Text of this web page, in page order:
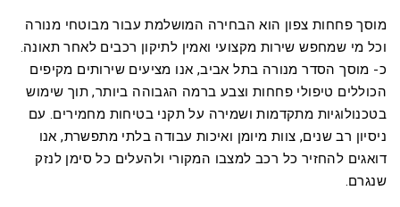
מוסך פחחות צפון הוא הבחירה המושלמת עבור מבוטחי מנורה
וכל מי שמחפש שירות מקצועי ואמין לתיקון רכבים לאחר תאונה.
כ- מוסך הסדר מנורה בתל אביב, אנו מציעים שירותים מקיפים
הכוללים טיפולי פחחות וצבע ברמה הגבוהה ביותר, תוך שימוש
בטכנולוגיות מתקדמות ושמירה על תקני בטיחות מחמירים. עם
ניסיון רב שנים, צוות מיומן ואיכות עבודה בלתי מתפשרת, אנו
דואגים להחזיר כל רכב למצבו המקורי ולהעלים כל סימן לנזק
שנגרם.